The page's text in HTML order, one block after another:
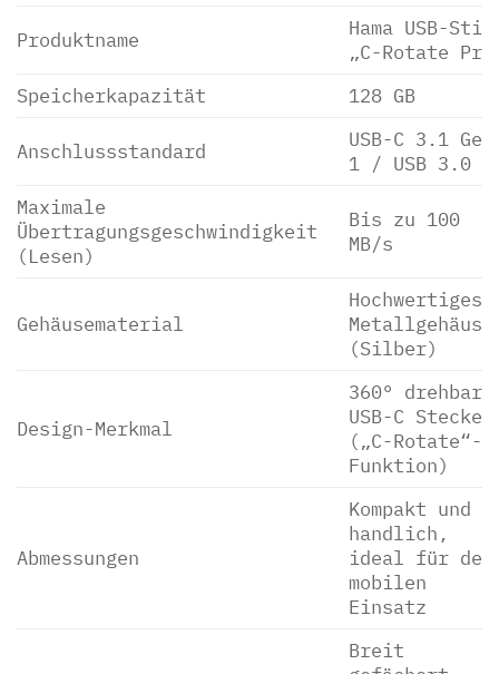
Produktname
Hama USB-
„C-Rotate
Speicherkapazität
128 GB
Anschlussstandard
USB-C 3.1 Gen
1 / USB 3.0
Maximale
Übertragungsgeschwindigkeit
(Lesen)
Bis zu 100
MB/s
Gehäusematerial
Hochwertiges
Metallgehäuse
(Silber)
Design-Merkmal
360°
USB-C Stecker
(„C-Rotate“-
Funktion)
Abmessungen
Kompakt und
handlich,
ideal für den
mobilen
Einsatz
Breit